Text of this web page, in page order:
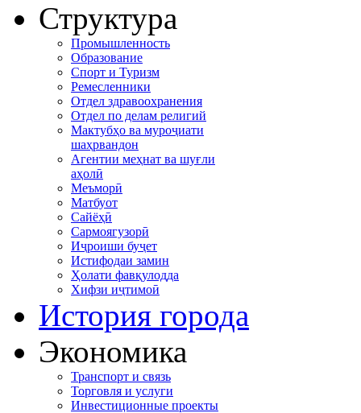
Структура
Промышленность
Образование
Спорт и Туризм
Ремесленники
Отдел здравоохранения
Отдел по делам религий
Мактубҳо ва муроҷиати
шаҳрвандон
Агентии меҳнат ва шуғли
аҳолӣ
Меъморӣ
Матбуот
Сайёҳӣ
Сармоягузорӣ
Иҷроиши буҷет
Истифодаи замин
Ҳолати фавқулодда
Хифзи иҷтимоӣ
История города
Экономика
Транспорт и связь
Торговля и услуги
Инвестиционные проекты